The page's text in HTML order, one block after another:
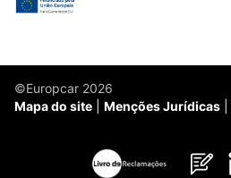
©Europcar 2026
Mapa do site
Menções Jurídicas